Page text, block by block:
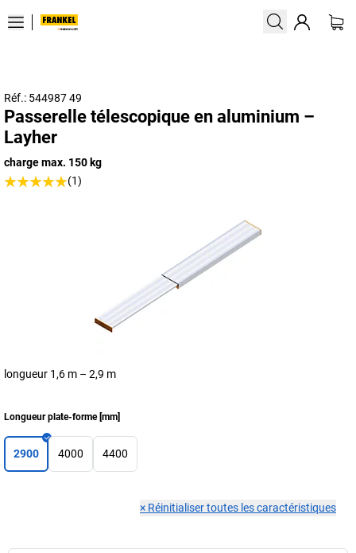
Réf.: 544987 49
Passerelle télescopique en aluminium –
Layher
charge max. 150 kg
(1)
longueur 1,6 m – 2,9 m
Longueur plate-forme[mm]
2900 4000 4400
× Réinitialiser toutes les caractéristiques